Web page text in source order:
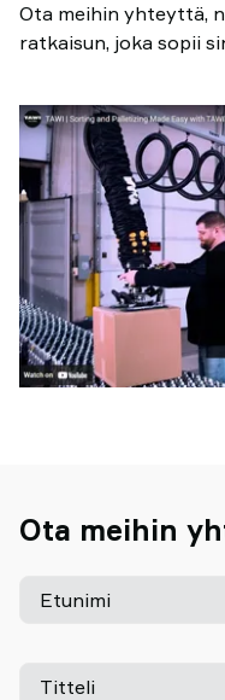
Ota meihin yhteyttä,
ratkaisun, joka sopii
Ota meihin
Etunimi
Titteli